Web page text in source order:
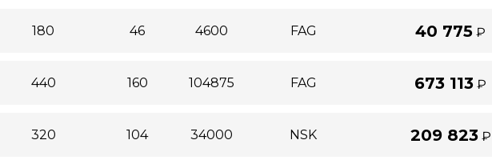
180 46 4600 FAG 40 775 ₽
440 160 104875 FAG 673 113 ₽
320 104 34000 NSK 209 823₽